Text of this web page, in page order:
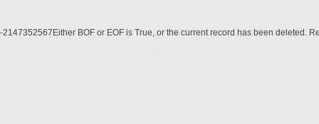
-2147352567Either BOF or EOF is True, or the current record has been deleted.